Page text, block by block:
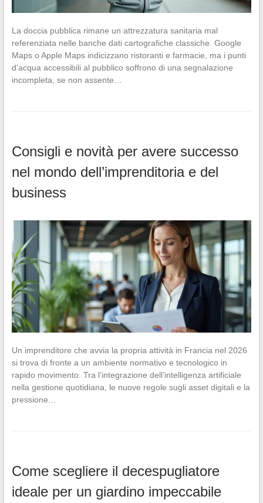
La doccia pubblica rimane un attrezzatura sanitaria mal
referenziata nelle banche dati cartografiche classiche. Google
Maps o Apple Maps indicizzano ristoranti e farmacie, ma i punti
d’acqua accessibili al pubblico soffrono di una segnalazione
incompleta, se non assente…
Consigli e novità per avere successo
nel mondo dell’imprenditoria e del
business
Un imprenditore che avvia la propria attività in Francia nel 2026
si trova di fronte a un ambiente normativo e tecnologico in
rapido movimento. Tra l’integrazione dell’intelligenza artificiale
nella gestione quotidiana, le nuove regole sugli asset digitali e la
pressione…
Come scegliere il decespugliatore
ideale per un giardino impeccabile